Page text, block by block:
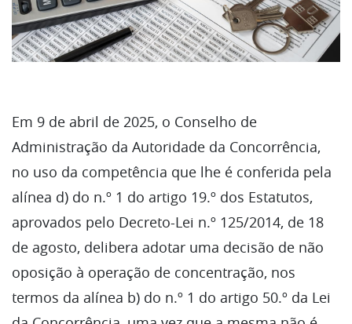
Em 9 de abril de 2025, o Conselho de
Administração da Autoridade da Concorrência,
no uso da competência que lhe é conferida pela
alínea d) do n.º 1 do artigo 19.º dos Estatutos,
aprovados pelo Decreto-Lei n.º 125/2014, de 18
de agosto, delibera adotar uma decisão de não
oposição à operação de concentração, nos
termos da alínea b) do n.º 1 do artigo 50.º da Lei